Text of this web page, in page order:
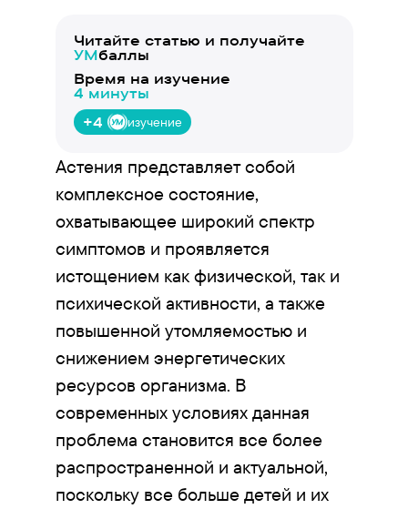
Читайте статью и получайте
УМбаллы
Время на изучение
4 минуты
+4
изучение
Астения представляет собой
комплексное состояние,
охватывающее широкий спектр
симптомов и проявляется
истощением как физической, так и
психической активности, а также
повышенной утомляемостью и
снижением энергетических
ресурсов организма. В
современных условиях данная
проблема становится все более
распространенной и актуальной,
поскольку все больше детей и их